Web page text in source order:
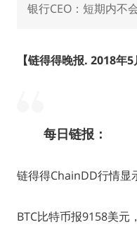
银行CEO：短期内不
【链得得晚报. 2018年5
每日链报：
链得得ChainDD行情显
BTC比特币报9158美元